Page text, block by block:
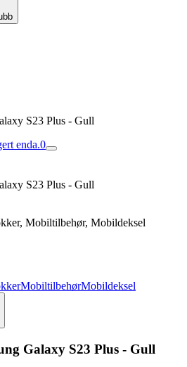
S23 Plus - Gull
enda.0
S23 Plus - Gull
Mobiltilbehør, Mobildeksel
MobiltilbehørMobildeksel
Galaxy S23 Plus - Gull